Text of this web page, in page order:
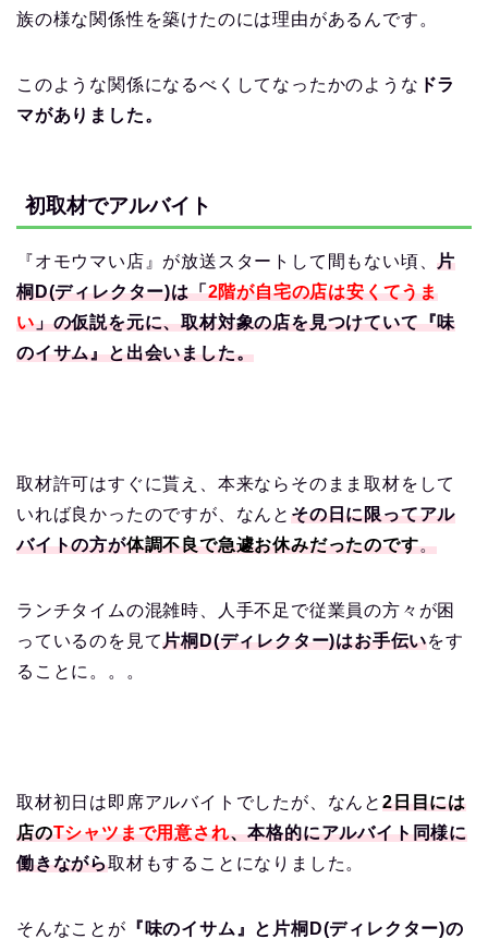
族の様な関係性を築けたのには理由があるんです。
このような関係になるべくしてなったかのような ドラ
マがありました。
初取材でアルバイト
『オモウマい店』が放送スタートして間もない頃、片
桐D(ディレクター)は「2階が自宅の店は安くてうま
い」の仮説を元に、取材対象の店を見つけていて『味
のイサム』と出会いました。
取材許可はすぐに貰え、本来ならそのまま取材をして
いれば良かったのですが、なんと その日に限ってアル
バイトの方が体調不良で急遽お休みだったのです。
ランチタイムの混雑時、人手不足で従業員の方々が困
っているのを見て片桐D(ディレクター)はお手伝いをす
ることに。。。
取材初日は即席アルバイトでしたが、なんと 2日目には
店のTシャツまで用意され、本格的にアルバイト同様に
働きながら取材もすることになりました。
そんなことが 『味のイサム』と片桐D(ディレクター)の